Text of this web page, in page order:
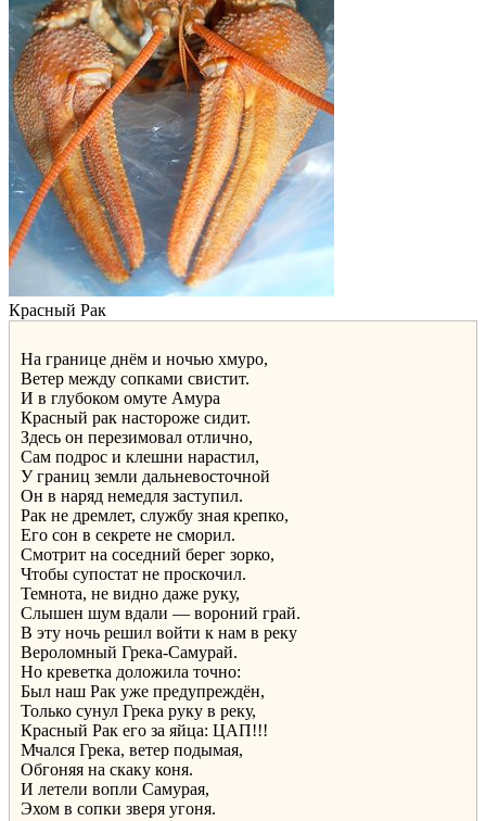
Красный Рак
На границе днём и ночью хмуро,
Ветер между сопками свистит.
И в глубоком омуте Амура
Красный рак настороже сидит.
Здесь он перезимовал отлично,
Сам подрос и клешни нарастил,
У границ земли дальневосточной
Он в наряд немедля заступил.
Рак не дремлет, службу зная крепко,
Его сон в секрете не сморил.
Смотрит на соседний берег зорко,
Чтобы супостат не проскочил.
Темнота, не видно даже руку,
Слышен шум вдали — вороний грай.
В эту ночь решил войти к нам в реку
Вероломный Грека-Самурай.
Но креветка доложила точно:
Был наш Рак уже предупреждён,
Только сунул Грека руку в реку,
Красный Рак его за яйца: ЦАП!!!
Мчался Грека, ветер подымая,
Обгоняя на скаку коня.
И летели вопли Самурая,
Эхом в сопки зверя угоня.